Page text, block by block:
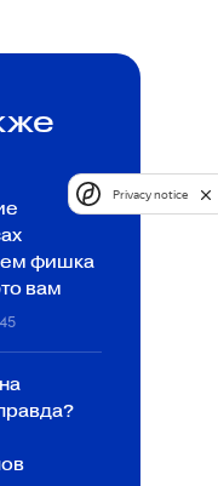
фишка
вам
Privacy notice